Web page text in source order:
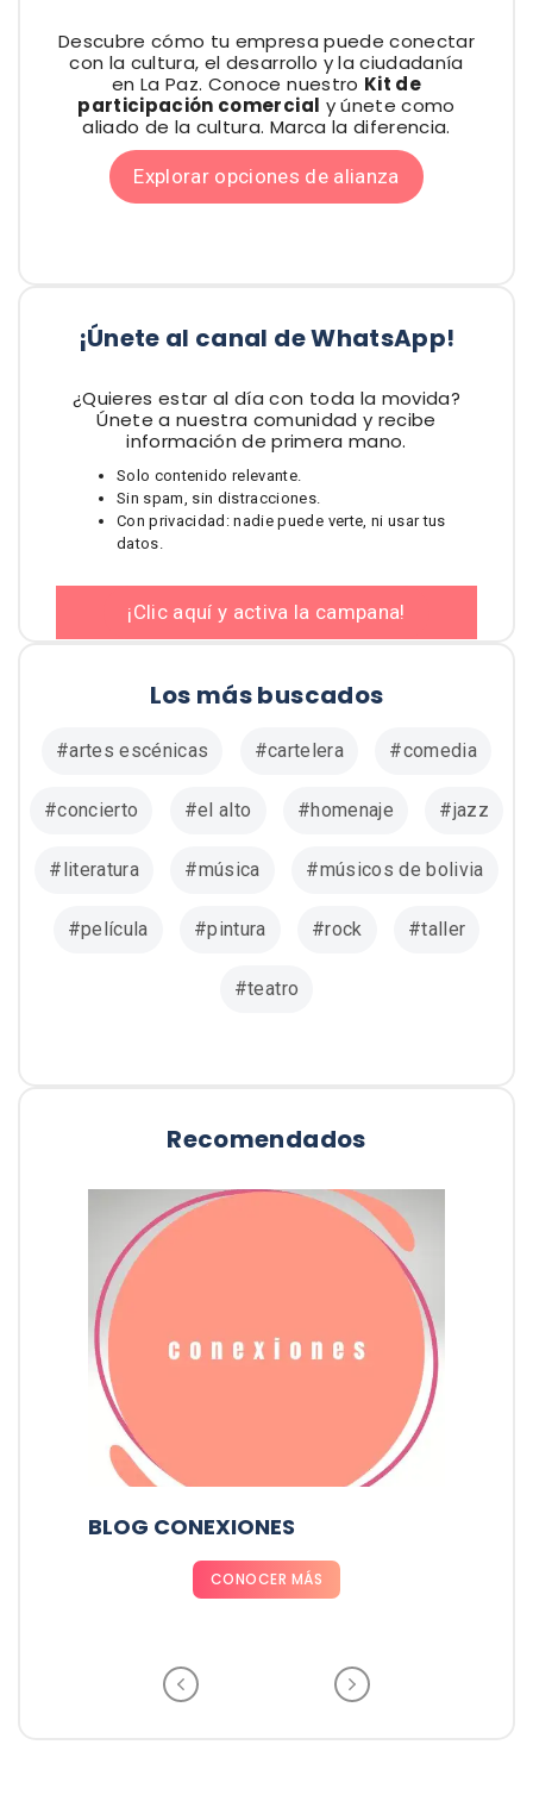
Descubre cómo tu empresa puede conectar
con la cultura, el desarrollo y la ciudadanía
en La Paz. Conoce nuestro Kit de
participación comercial y únete como
aliado de la cultura. Marca la diferencia.
Explorar opciones de alianza
¡Únete al canal de WhatsApp!
¿Quieres estar al día con toda la movida?
Únete a nuestra comunidad y recibe
información de primera mano.
Solo contenido relevante.
Sin spam, sin distracciones.
Con privacidad: nadie puede verte, ni usar tus
datos.
¡Clic aquí y activa la campana!
Los más buscados
artes escénicas cartelera comedia
concierto el alto homenaje jazz
literatura música músicos de bolivia
película pintura rock taller
teatro
Recomendados
RADIO PARÍS LA PAZ
CONOCER MÁS